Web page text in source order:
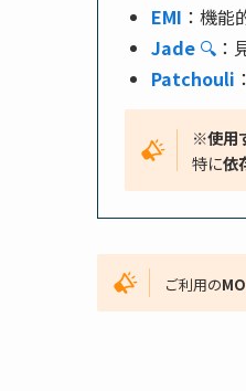
EMI ：機能
Jade 🔍 ：
Patchouli
※使用
特に依
ご利用の